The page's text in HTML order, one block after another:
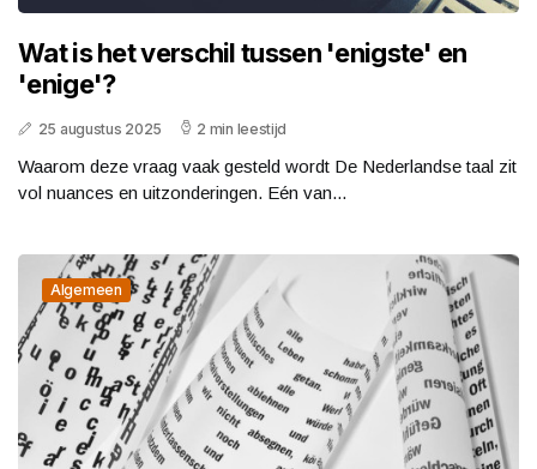
Wat is het verschil tussen 'enigste' en
'enige'?
25 augustus 2025 2 min leestijd
Waarom deze vraag vaak gesteld wordt De Nederlandse taal zit
vol nuances en uitzonderingen. Eén van...
Algemeen